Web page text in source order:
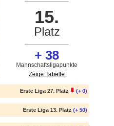
15.
Platz
+ 38
Mannschaftsligapunkte
Zeige Tabelle
Erste Liga 27. Platz (+ 0)
Erste Liga 13. Platz (+ 50)